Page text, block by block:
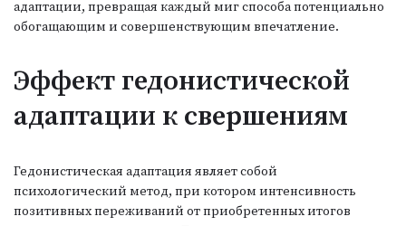
адаптации, превращая каждый миг способа потенциально
обогащающим и совершенствующим впечатление.
Эффект гедонистической
адаптации к свершениям
Гедонистическая адаптация являет собой
психологический метод, при котором интенсивность
позитивных переживаний от приобретенных итогов